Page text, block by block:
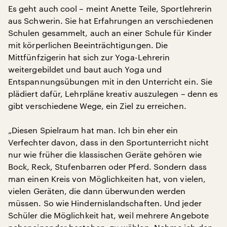
Es geht auch cool – meint Anette Teile, Sportlehrerin
aus Schwerin. Sie hat Erfahrungen an verschiedenen
Schulen gesammelt, auch an einer Schule für Kinder
mit körperlichen Beeinträchtigungen. Die
Mittfünfzigerin hat sich zur Yoga-Lehrerin
weitergebildet und baut auch Yoga und
Entspannungsübungen mit in den Unterricht ein. Sie
plädiert dafür, Lehrpläne kreativ auszulegen – denn es
gibt verschiedene Wege, ein Ziel zu erreichen.
„Diesen Spielraum hat man. Ich bin eher ein
Verfechter davon, dass in den Sportunterricht nicht
nur wie früher die klassischen Geräte gehören wie
Bock, Reck, Stufenbarren oder Pferd. Sondern dass
man einen Kreis von Möglichkeiten hat, von vielen,
vielen Geräten, die dann überwunden werden
müssen. So wie Hindernislandschaften. Und jeder
Schüler die Möglichkeit hat, weil mehrere Angebote